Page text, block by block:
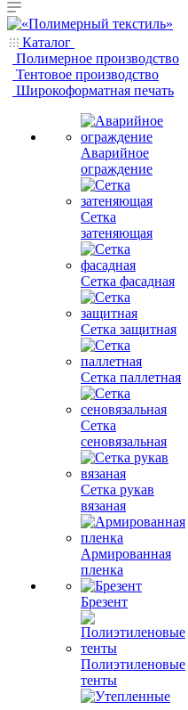
Каталог
Полимерное производство
Тентовое производство
Широкоформатная печать
Аварийное
ограждение
Сетка
затеняющая
Сетка фасадная
Сетка защитная
Сетка паллетная
Сетка
сеновязальная
Сетка рукав
вязаная
Армированная
пленка
Брезент
Полиэтиленовые
тенты